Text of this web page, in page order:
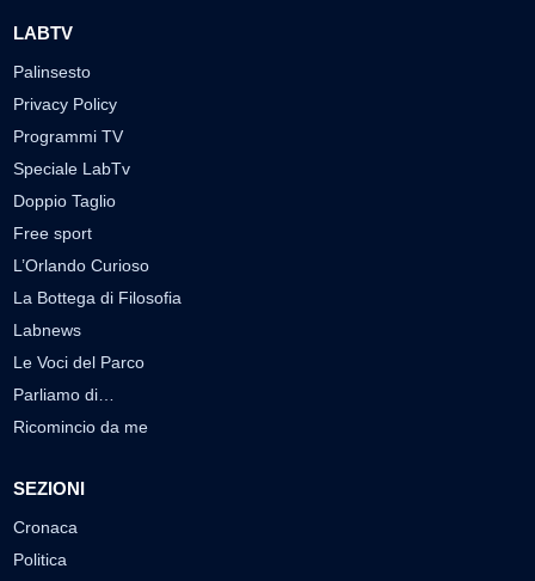
LABTV
Palinsesto
Privacy Policy
Programmi TV
Speciale LabTv
Doppio Taglio
Free sport
L’Orlando Curioso
La Bottega di Filosofia
Labnews
Le Voci del Parco
Parliamo di…
Ricomincio da me
SEZIONI
Cronaca
Politica